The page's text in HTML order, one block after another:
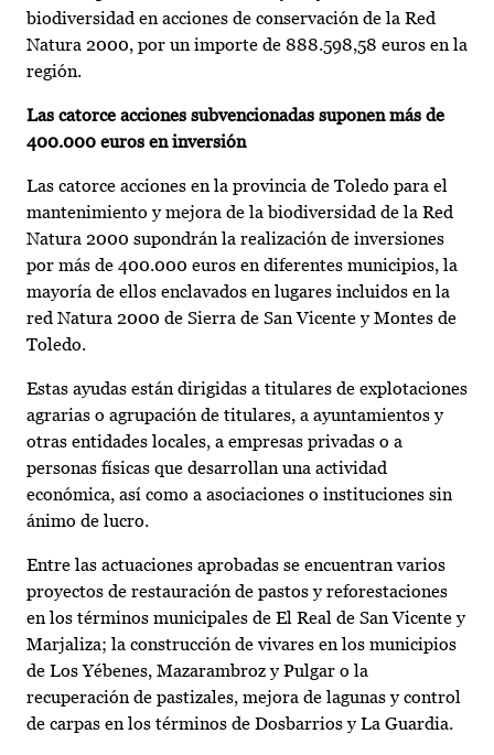
biodiversidad en acciones de conservación de la Red
Natura 2000, por un importe de 888.598,58 euros en la
región.
Las catorce acciones subvencionadas suponen más de
400.000 euros en inversión
Las catorce acciones en la provincia de Toledo para el
mantenimiento y mejora de la biodiversidad de la Red
Natura 2000 supondrán la realización de inversiones
por más de 400.000 euros en diferentes municipios, la
mayoría de ellos enclavados en lugares incluidos en la
red Natura 2000 de Sierra de San Vicente y Montes de
Toledo.
Estas ayudas están dirigidas a titulares de explotaciones
agrarias o agrupación de titulares, a ayuntamientos y
otras entidades locales, a empresas privadas o a
personas físicas que desarrollan una actividad
económica, así como a asociaciones o instituciones sin
ánimo de lucro.
Entre las actuaciones aprobadas se encuentran varios
proyectos de restauración de pastos y reforestaciones
en los términos municipales de El Real de San Vicente y
Marjaliza; la construcción de vivares en los municipios
de Los Yébenes, Mazarambroz y Pulgar o la
recuperación de pastizales, mejora de lagunas y control
de carpas en los términos de Dosbarrios y La Guardia.